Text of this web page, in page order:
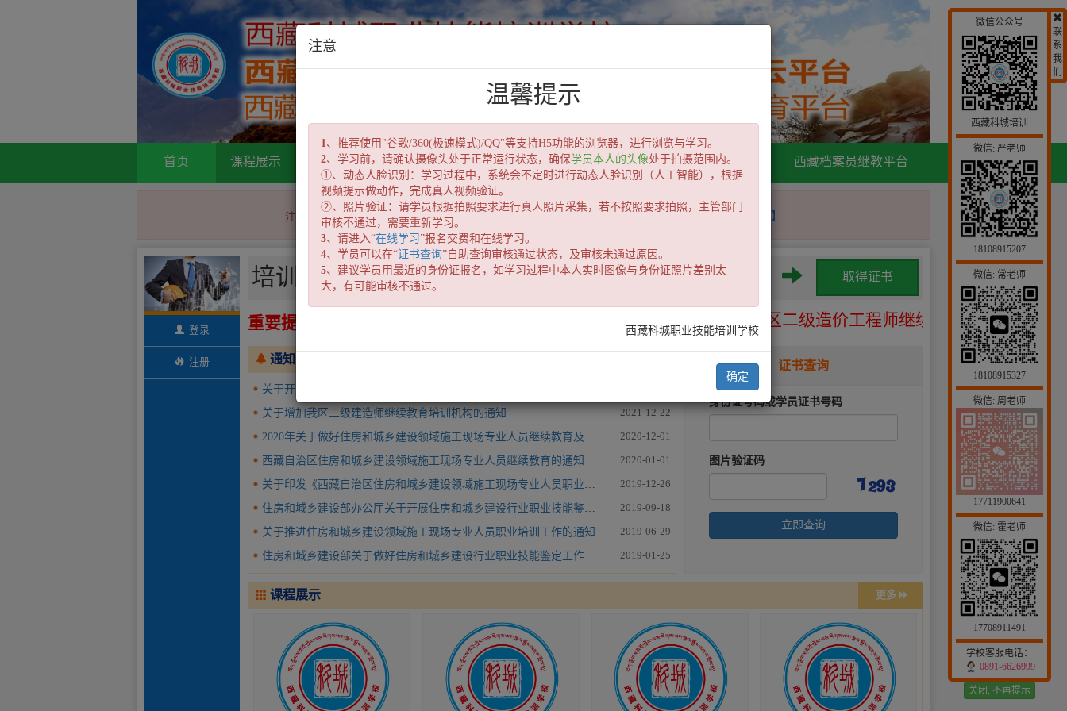
首页 课程展示 证书查询 通知公告 培训指南 关于我们 西藏八大员安全员继教平台 西藏档案员继教平台
注意：请使用谷歌浏览器访问本网站！ 【点击这里 立即下载 】 【64位版】
登录
注册
培训流程 登录报名 缴纳学费 学习课程 取得证书
重要提醒： 关于开展西藏自治区二级造价工程师继续教育有关事宜的通知
通知公告
关于开展西藏自治区二级造价工程师继续教育有关事宜的通知
关于增加我区二级建造师继续教育培训机构的通知 2021-12-22
2020年关于做好住房和城乡建设领域施工现场专业人员继续教育及换发电子证书的通知 2020-12-01
西藏自治区住房和城乡建设领域施工现场专业人员继续教育的通知 2020-01-01
关于印发《西藏自治区住房和城乡建设领域施工现场专业人员职业培训考核工作管理办法（试行）》的通知 2019-12-26
住房和城乡建设部办公厅关于开展住房和城乡建设行业职业技能鉴定试点工作的通知 2019-09-18
关于推进住房和城乡建设领域施工现场专业人员职业培训工作的通知 2019-06-29
住房和城乡建设部关于做好住房和城乡建设行业职业技能鉴定工作的通知 2019-01-25
———— 证书查询 ————
身份证号码或学员证书号码
图片验证码
立即查询
课程展示 更多
注意
温馨提示
1、推荐使用"谷歌/360(极速模式)/QQ"等支持H5功能的浏览器，进行浏览与学习。
2、学习前，请确认摄像头处于正常运行状态，确保学员本人的头像处于拍摄范围内。
①、动态人脸识别：学习过程中，系统会不定时进行动态人脸识别（人工智能），根据
视频提示做动作，完成真人视频验证。
②、照片验证：请学员根据拍照要求进行真人照片采集，若不按照要求拍照，主管部门
审核不通过，需要重新学习。
3、请进入“在线学习”报名交费和在线学习。
4、学员可以在“证书查询”自助查询审核通过状态，及审核未通过原因。
5、建议学员用最近的身份证报名，如学习过程中本人实时图像与身份证照片差别太
大，有可能审核不通过。
西藏科城职业技能培训学校
确定
微信公众号
西藏科城培训
微信: 严老师
18108915207
微信: 常老师
18108915327
微信: 周老师
17711900641
微信: 霍老师
17708911491
学校客服电话：
0891-6626999
联
系
我
们
关闭, 不再提示